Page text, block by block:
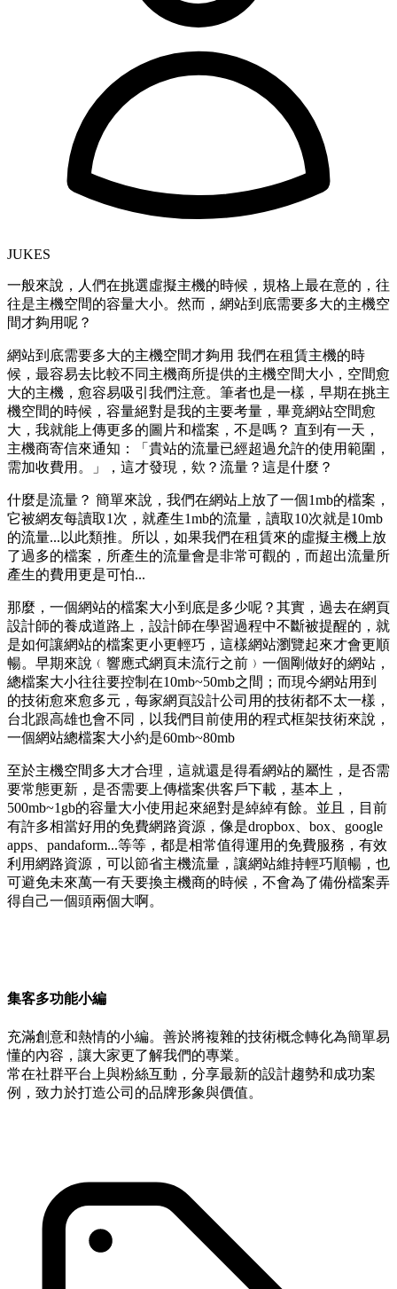
JUKES
一般來說，人們在挑選虛擬主機的時候，規格上最在意的，往
往是主機空間的容量大小。然而，網站到底需要多大的主機空
間才夠用呢？
網站到底需要多大的主機空間才夠用 我們在租賃主機的時
候，最容易去比較不同主機商所提供的主機空間大小，空間愈
大的主機，愈容易吸引我們注意。筆者也是一樣，早期在挑主
機空間的時候，容量絕對是我的主要考量，畢竟網站空間愈
大，我就能上傳更多的圖片和檔案，不是嗎？ 直到有一天，
主機商寄信來通知：「貴站的流量已經超過允許的使用範圍，
需加收費用。」，這才發現，欸？流量？這是什麼？
什麼是流量？ 簡單來說，我們在網站上放了一個1mb的檔案，
它被網友每讀取1次，就產生1mb的流量，讀取10次就是10mb
的流量...以此類推。所以，如果我們在租賃來的虛擬主機上放
了過多的檔案，所產生的流量會是非常可觀的，而超出流量所
產生的費用更是可怕...
那麼，一個網站的檔案大小到底是多少呢？其實，過去在網頁
設計師的養成道路上，設計師在學習過程中不斷被提醒的，就
是如何讓網站的檔案更小更輕巧，這樣網站瀏覽起來才會更順
暢。早期來說﹙響應式網頁未流行之前﹚一個剛做好的網站，
總檔案大小往往要控制在10mb~50mb之間；而現今網站用到
的技術愈來愈多元，每家網頁設計公司用的技術都不太一樣，
台北跟高雄也會不同，以我們目前使用的程式框架技術來說，
一個網站總檔案大小約是60mb~80mb
至於主機空間多大才合理，這就還是得看網站的屬性，是否需
要常態更新，是否需要上傳檔案供客戶下載，基本上，
500mb~1gb的容量大小使用起來絕對是綽綽有餘。並且，目前
有許多相當好用的免費網路資源，像是dropbox、box、google
apps、pandaform...等等，都是相常值得運用的免費服務，有效
利用網路資源，可以節省主機流量，讓網站維持輕巧順暢，也
可避免未來萬一有天要換主機商的時候，不會為了備份檔案弄
得自己一個頭兩個大啊。
集客多功能小編
充滿創意和熱情的小編。善於將複雜的技術概念轉化為簡單易
懂的內容，讓大家更了解我們的專業。
常在社群平台上與粉絲互動，分享最新的設計趨勢和成功案
例，致力於打造公司的品牌形象與價值。